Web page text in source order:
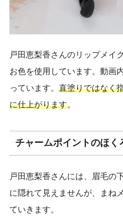
戸田恵梨香さんのリップメイ
お色を使用しています。動画
っています。 直塗りではなく
に仕上がります。
チャームポイントのほく
戸田恵梨香さんには、眉毛の
に隠れて見えませんが、まね
ていきます。